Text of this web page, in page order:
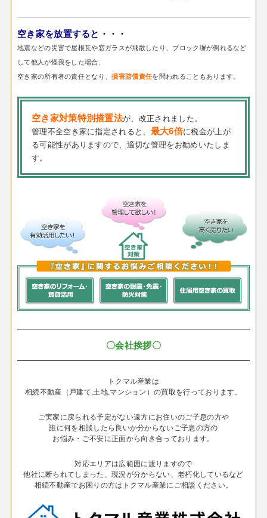
空き家を放置すると・・・
地震などの災害で屋根瓦や窓ガラスが飛散したり、ブロック塀が倒れるなど
して他人が怪我をした場合、
空き家の所有者の責任となり、損害賠償責任を問われることもあります。
空き家対策特別措置法が、改正されました。
管理不全空き家に指定されると、 最大6倍に税金が上が
る可能性がありますので、適切な管理をお勧めいたしま
す。
〇会社挨拶〇
トクマル産業は
相続不動産（戸建て,土地,マンション）の買取を行っております。
ご実家に戻られる予定がない遠方にお住いのご子息の方や
誰に何を相談したら良いか分からないご子息の方の
お悩み・ご不安に正面から向き合っております。
対応エリアは広範囲に渡りますので
他社に断られてしまった、現況が分からない、老朽化しているなど
相続不動産でお困りの方はトクマル産業にご相談ください。